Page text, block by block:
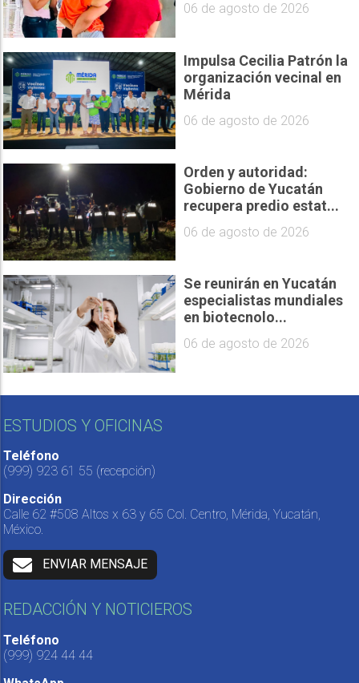
06 de agosto de 2026
Impulsa Cecilia Patrón la
organización vecinal en
Mérida
06 de agosto de 2026
Orden y autoridad:
Gobierno de Yucatán
recupera predio estat...
06 de agosto de 2026
Se reunirán en Yucatán
especialistas mundiales
en biotecnolo...
06 de agosto de 2026
ESTUDIOS Y OFICINAS
Teléfono
(999) 923 61 55 (recepción)
Dirección
Calle 62 #508 Altos x 63 y 65 Col. Centro, Mérida, Yucatán,
México.
ENVIAR MENSAJE
REDACCIÓN Y NOTICIEROS
Teléfono
(999) 924 44 44